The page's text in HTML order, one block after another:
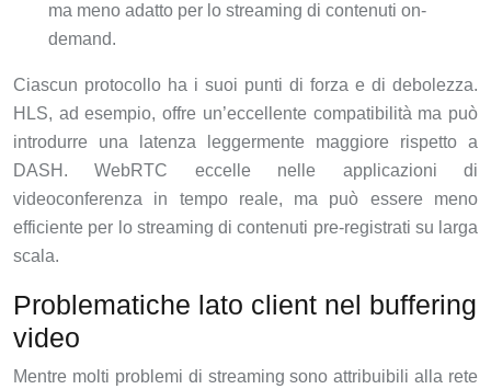
ma meno adatto per lo streaming di contenuti on-
demand.
Ciascun protocollo ha i suoi punti di forza e di debolezza.
HLS, ad esempio, offre un’eccellente compatibilità ma può
introdurre una latenza leggermente maggiore rispetto a
DASH. WebRTC eccelle nelle applicazioni di
videoconferenza in tempo reale, ma può essere meno
efficiente per lo streaming di contenuti pre-registrati su larga
scala.
Problematiche lato client nel buffering
video
Mentre molti problemi di streaming sono attribuibili alla rete